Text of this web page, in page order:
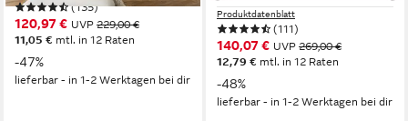
(135)
120,97 € UVP 229,00 €
11,05 € mtl. in 12 Raten
-47%
lieferbar - in 1-2 Werktagen bei dir
Produktdatenblatt
(111)
140,07 € UVP 269,00 €
12,79 € mtl. in 12 Raten
-48%
lieferbar - in 1-2 Werktagen bei dir